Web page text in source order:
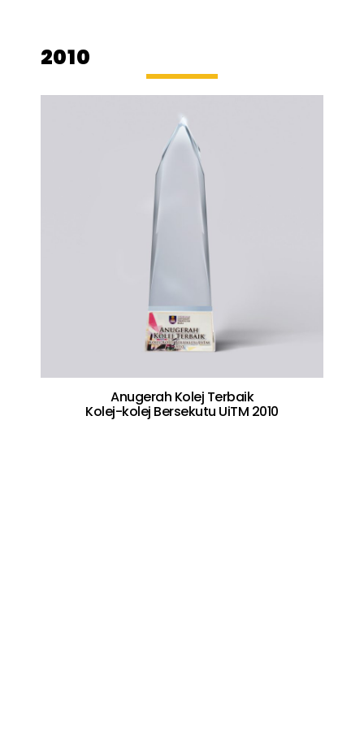
2010
Anugerah Kolej Terbaik
Kolej-kolej Bersekutu UiTM 2010